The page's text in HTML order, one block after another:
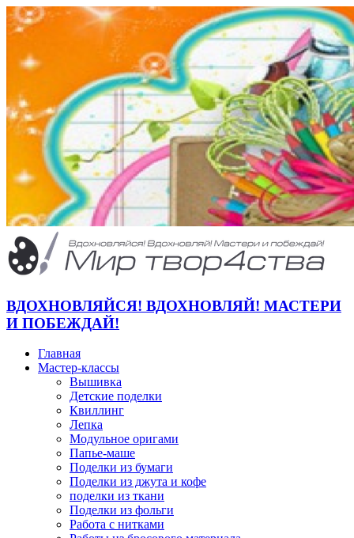
ВДОХНОВЛЯЙСЯ! ВДОХНОВЛЯЙ! МАСТЕРИ
И ПОБЕЖДАЙ!
Главная
Мастер-классы
Вышивка
Детские поделки
Квиллинг
Лепка
Модульное оригами
Папье-маше
Поделки из бумаги
Поделки из джута и кофе
поделки из ткани
Поделки из фольги
Работа с нитками